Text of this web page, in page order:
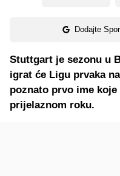
Dodajte
Stuttgart je sezonu u
igrat će Ligu prvaka
poznato prvo ime
prijelaznom roku.